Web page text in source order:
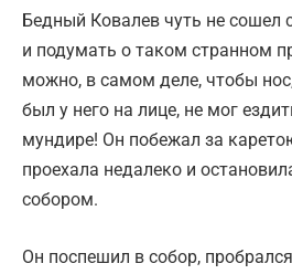
Бедный Ковалев чуть не сошел
и подумать о таком странном
можно, в самом деле, чтобы
был у него на лице, не мог
мундире! Он побежал за
проехала недалеко и
собором.
Он поспешил в собор,